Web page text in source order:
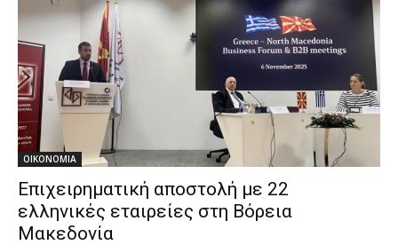
ΟΙΚΟΝΟΜΙΑ
Επιχειρηματική αποστολή με 22
ελληνικές εταιρείες στη Βόρεια
Μακεδονία